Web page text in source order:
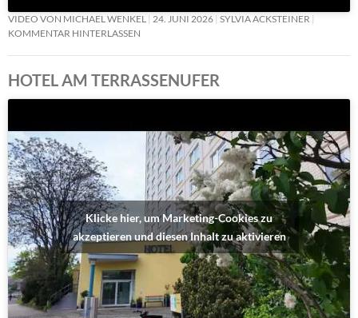
VIDEO VON MICHAEL WENKEL 24. JUNI 2026 SYLVIA ACKSTEINER
KOMMENTAR HINTERLASSEN
HOTEL AM TERRASSENUFER
Klicke hier, um Marketing-Cookies zu
akzeptieren und diesen Inhalt zu aktivieren